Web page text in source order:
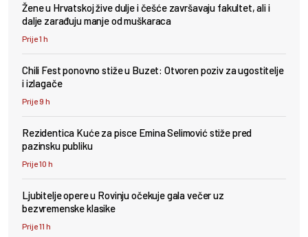
Žene u Hrvatskoj žive dulje i češće završavaju fakultet, ali i
dalje zarađuju manje od muškaraca
Prije 1 h
Chili Fest ponovno stiže u Buzet: Otvoren poziv za ugostitelje
i izlagače
Prije 9 h
Rezidentica Kuće za pisce Emina Selimović stiže pred
pazinsku publiku
Prije 10 h
Ljubitelje opere u Rovinju očekuje gala večer uz
bezvremenske klasike
Prije 11 h